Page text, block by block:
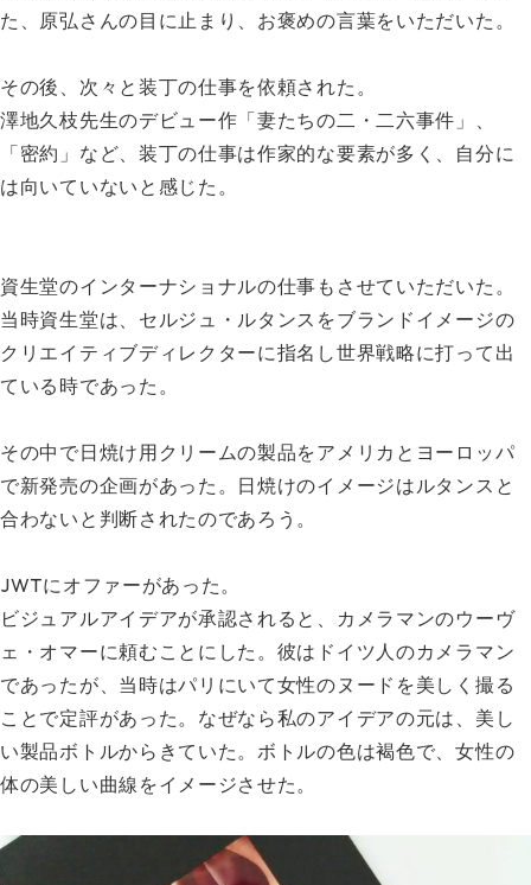
た、原弘さんの目に止まり、お褒めの言葉をいただいた。
その後、次々と装丁の仕事を依頼された。
澤地久枝先生のデビュー作「妻たちの二・二六事件」、
「密約」など、装丁の仕事は作家的な要素が多く、自分に
は向いていないと感じた。
資生堂のインターナショナルの仕事もさせていただいた。
当時資生堂は、セルジュ・ルタンスをブランドイメージの
クリエイティブディレクターに指名し世界戦略に打って出
ている時であった。
その中で日焼け用クリームの製品をアメリカとヨーロッパ
で新発売の企画があった。日焼けのイメージはルタンスと
合わないと判断されたのであろう。
JWTにオファーがあった。
ビジュアルアイデアが承認されると、カメラマンのウーヴ
ェ・オマーに頼むことにした。彼はドイツ人のカメラマン
であったが、当時はパリにいて女性のヌードを美しく撮る
ことで定評があった。なぜなら私のアイデアの元は、美し
い製品ボトルからきていた。ボトルの色は褐色で、女性の
体の美しい曲線をイメージさせた。